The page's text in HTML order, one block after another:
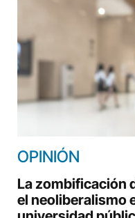
OPINIÓN
La zombificación
el neoliberalismo